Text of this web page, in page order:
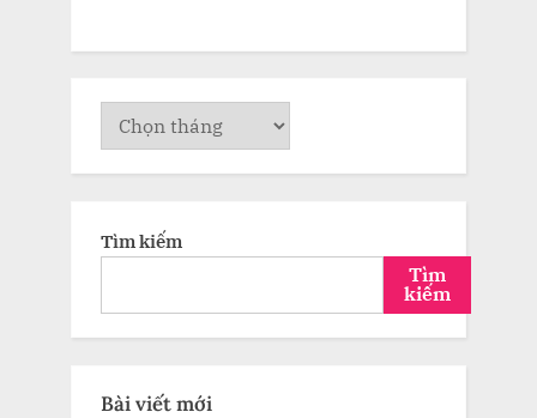
Lưu
trữ
Tìm kiếm
Tìm
kiếm
Bài viết mới